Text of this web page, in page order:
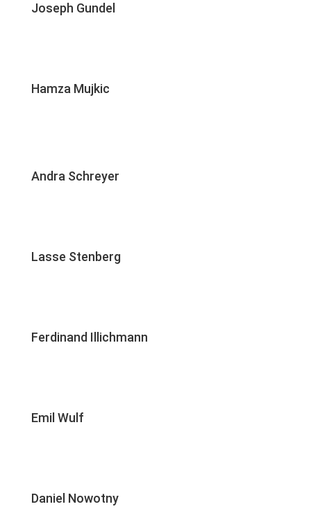
Joseph Gundel
Hamza Mujkic
Andra Schreyer
Lasse Stenberg
Ferdinand Illichmann
Emil Wulf
Daniel Nowotny